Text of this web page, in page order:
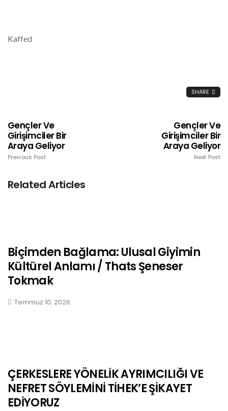
Kaffed
SHARE
Gençler Ve
Girişimciler Bir
Araya Geliyor
Previous Post
Gençler Ve
Girişimciler Bir
Araya Geliyor
Next Post
Related Articles
Biçimden Bağlama: Ulusal Giyimin
Kültürel Anlamı / Thats Şeneser
Tokmak
Temmuz 10, 2026
ÇERKESLERE YÖNELİK AYRIMCILIĞI VE
NEFRET SÖYLEMİNİ TİHEK’E ŞİKAYET
EDİYORUZ